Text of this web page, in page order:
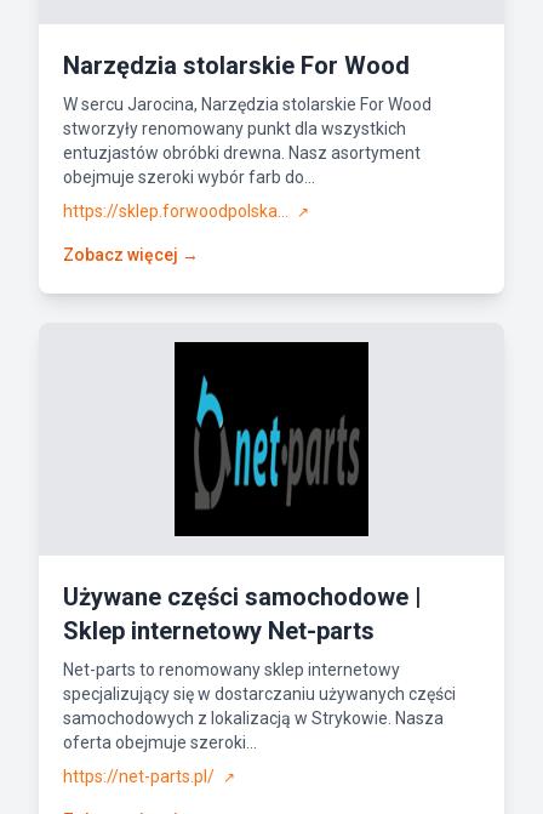
Narzędzia stolarskie For Wood
W sercu Jarocina, Narzędzia stolarskie For Wood
stworzyły renomowany punkt dla wszystkich
entuzjastów obróbki drewna. Nasz asortyment
obejmuje szeroki wybór farb do...
https://sklep.forwoodpolska...
↗
Zobacz więcej →
Używane części samochodowe |
Sklep internetowy Net-parts
Net-parts to renomowany sklep internetowy
specjalizujący się w dostarczaniu używanych części
samochodowych z lokalizacją w Strykowie. Nasza
oferta obejmuje szeroki...
https://net-parts.pl/
↗